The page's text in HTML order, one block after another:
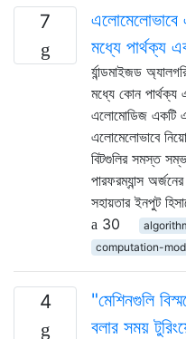
7
এলোমেলোভাবে
মধ্যে পার্থক্য
র্যান্ডমাইজড
মধ্যে কোন পার্থক্য
এলোমোডিজ একটি
এলোমেলোভাবে
বিটগুলির সমস্ত
পারফরম্যান্স
সহায়তার ইনপুট
30
computation-
4
"মেশিনগুলি
বলার সময়